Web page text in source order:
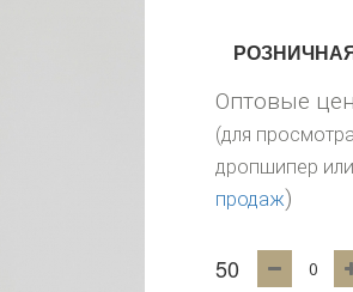
Оптовые
(для
дропшипер
продаж)
50